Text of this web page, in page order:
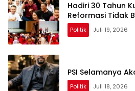
Hadiri 30 Tahun
Reformasi Tidak
Politik Juli 19, 2026
PSI Selamanya
Politik Juli 18, 2026